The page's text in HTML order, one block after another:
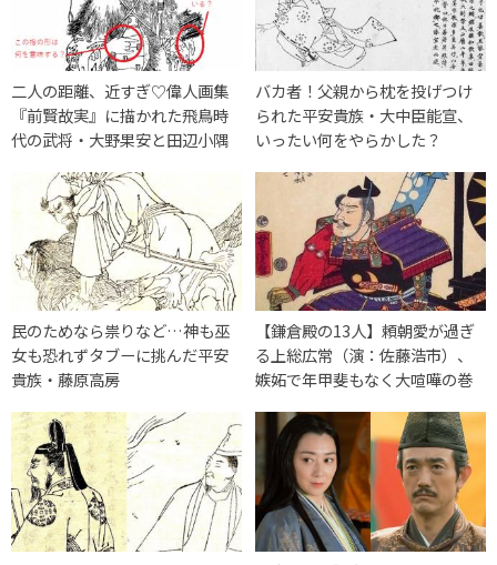
二人の距離、近すぎ♡偉人画集
『前賢故実』に描かれた飛鳥時
代の武将・大野果安と田辺小隅
バカ者！父親から枕を投げつけ
られた平安貴族・大中臣能宣、
いったい何をやらかした？
民のためなら祟りなど…神も巫
女も恐れずタブーに挑んだ平安
貴族・藤原高房
【鎌倉殿の13人】頼朝愛が過ぎ
る上総広常（演：佐藤浩市）、
嫉妬で年甲斐もなく大喧嘩の巻